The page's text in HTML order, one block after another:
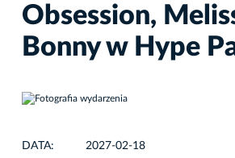
Obsession,
Bonny w Hype
DATA: 2027-02-18